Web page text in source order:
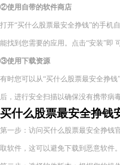
②使用自带的软件商店
打开“买什么股票最安全挣钱”的手机
能找到您需要的应用。点击“安装”即
③使用下载资源
有时您可以从“买什么股票最安全挣
后，进行安全扫描以确保没有携带病
买什么股票最安全挣钱
第一步：访问买什么股票最安全挣钱
取软件，这可以避免下载到恶意软件。